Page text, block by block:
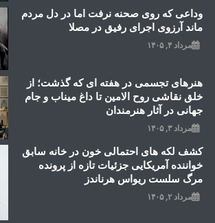
وداعی که روی صحنه نرفت اما در دل مردم
ماند آرزوی اجرای رفیق در مصلا
مرداد ۴, ۱۴۰۵
هنرهای تجسمی در هفته ای که گذشت؛ از
خلق نقاشی روح الامین تا داغ میناب و جام
جهانی در آثار هنرمندان
مرداد ۳, ۱۴۰۵
کشف لکه های احتمالی خون در خانه سابق
خواننده آمریکایی جزئیات تازه از پرونده
مرگ سلست ریواس هرناندز
مرداد ۲, ۱۴۰۵